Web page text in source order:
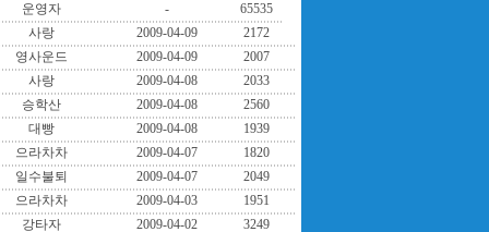
운영자 -
65535
사랑 2009-04-09
2172
영사운드 2009-04-09
2007
사랑 2009-04-08
2033
승학산 2009-04-08
2560
대빵 2009-04-08
1939
으라차차 2009-04-07
1820
일수불퇴 2009-04-07
2049
으라차차 2009-04-03
1951
강타자 2009-04-02
3249